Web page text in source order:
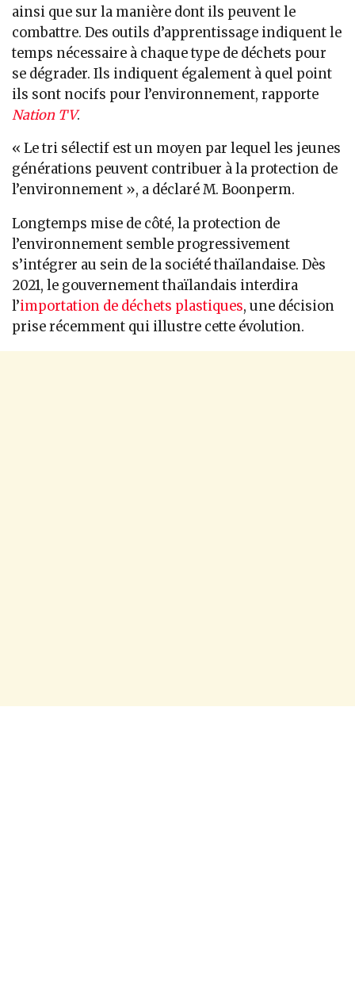
ainsi que sur la manière dont ils peuvent le
combattre. Des outils d’apprentissage indiquent le
temps nécessaire à chaque type de déchets pour
se dégrader. Ils indiquent également à quel point
ils sont nocifs pour l’environnement, rapporte
Nation TV.
« Le tri sélectif est un moyen par lequel les jeunes
générations peuvent contribuer à la protection de
l’environnement », a déclaré M. Boonperm.
Longtemps mise de côté, la protection de
l’environnement semble progressivement
s’intégrer au sein de la société thaïlandaise. Dès
2021, le gouvernement thaïlandais interdira
l’importation de déchets plastiques, une décision
prise récemment qui illustre cette évolution.